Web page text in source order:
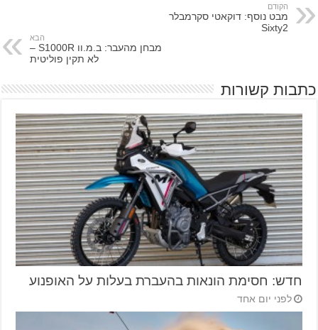
הקודם
מבט נוסף: דוקאטי סקרמבלר
Sixty2
הבא
מבחן מהעבר: ב.מ.וו S1000R –
לא תקין פוליטית
כתבות קשורות
חדש: חסימת הונאות בהעברת בעלות על האופנוע
לפני יום אחד